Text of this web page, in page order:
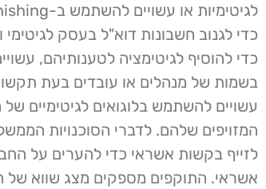
כדי לגנוב חשבונות דוא"ל בעסק
כדי להוסיף לגיטימציה לטענותיהם,
בשמות של מנהלים או עובדים בעת
עשויים להשתמש בלוגואים לגיטימיים
המזויפים שלהם. לדברי הסוכנויות
לזייף בקשות אשראי כדי להערים על
אשראי. התוקפים מספקים מצג שווא